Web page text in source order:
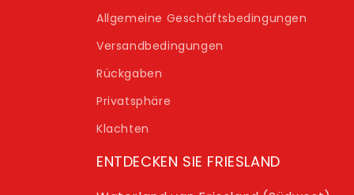
Allgemeine Geschäftsbedingungen
Versandbedingungen
Rückgaben
Privatsphäre
Klachten
ENTDECKEN SIE FRIESLAND